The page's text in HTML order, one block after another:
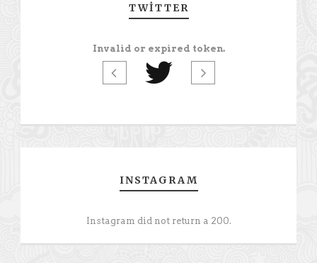
TWITTER
Invalid or expired token.
INSTAGRAM
Instagram did not return a 200.